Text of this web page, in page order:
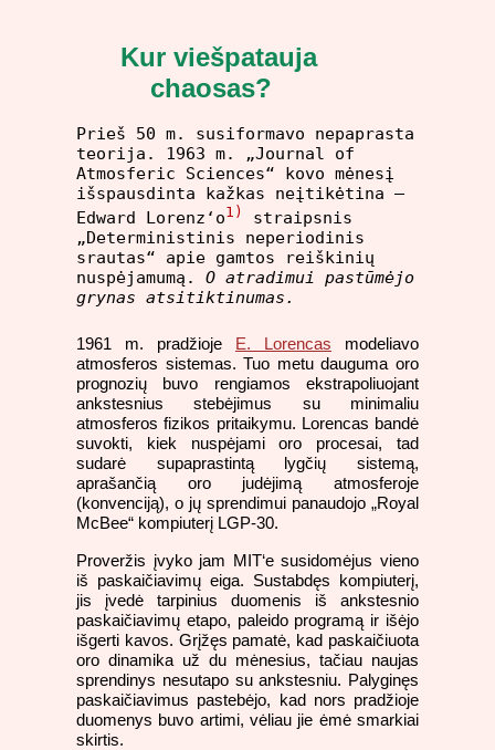
Kur viešpatauja
chaosas?
Prieš 50 m. susiformavo nepaprasta
teorija. 1963 m. „Journal of
Atmosferic Sciences“ kovo mėnesį
išspausdinta kažkas neįtikėtina –
Edward Lorenz‘o1)
straipsnis
„Deterministinis neperiodinis
srautas“ apie gamtos reiškinių
nuspėjamumą. O atradimui pastūmėjo
grynas atsitiktinumas.
1961 m. pradžioje E. Lorencas modeliavo
atmosferos sistemas. Tuo metu dauguma oro
prognozių buvo rengiamos ekstrapoliuojant
ankstesnius stebėjimus su minimaliu
atmosferos fizikos pritaikymu. Lorencas bandė
suvokti, kiek nuspėjami oro procesai, tad
sudarė supaprastintą lygčių sistemą,
aprašančią oro judėjimą atmosferoje
(konvenciją), o jų sprendimui panaudojo „Royal
McBee“ kompiuterį LGP-30.
Proveržis įvyko jam MIT‘e susidomėjus vieno
iš paskaičiavimų eiga. Sustabdęs kompiuterį,
jis įvedė tarpinius duomenis iš ankstesnio
paskaičiavimų etapo, paleido programą ir išėjo
išgerti kavos. Grįžęs pamatė, kad paskaičiuota
oro dinamika už du mėnesius, tačiau naujas
sprendinys nesutapo su ankstesniu. Palyginęs
paskaičiavimus pastebėjo, kad nors pradžioje
duomenys buvo artimi, vėliau jie ėmė smarkiai
skirtis.